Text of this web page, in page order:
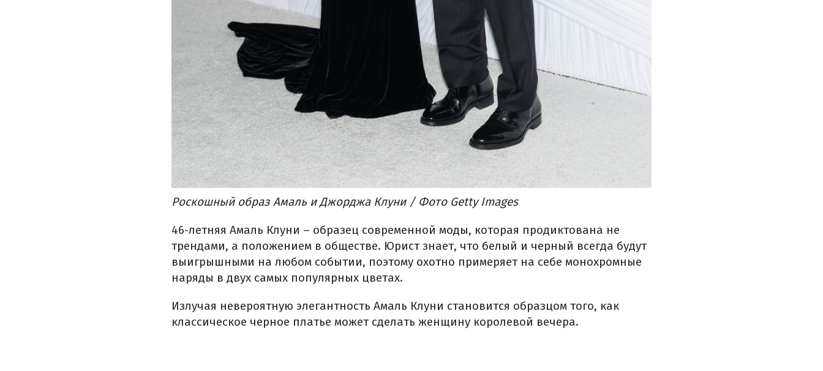
Роскошный образ Амаль и Джорджа Клуни / Фото Getty Images
46-летняя Амаль Клуни – образец современной моды, которая продиктована не
трендами, а положением в обществе. Юрист знает, что белый и черный всегда будут
выигрышными на любом событии, поэтому охотно примеряет на себе монохромные
наряды в двух самых популярных цветах.
Излучая невероятную элегантность Амаль Клуни становится образцом того, как
классическое черное платье может сделать женщину королевой вечера.